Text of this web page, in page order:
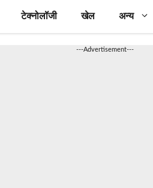
टेक्नोलॉजी खेल अन्य
---Advertisement---